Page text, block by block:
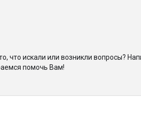
что искали или возникли вопросы?
помочь Вам!